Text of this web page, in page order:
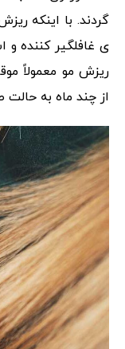
گردند. با اینکه
ی غافلگیر کننده و
ریزش مو معمولاً
از چند ماه به